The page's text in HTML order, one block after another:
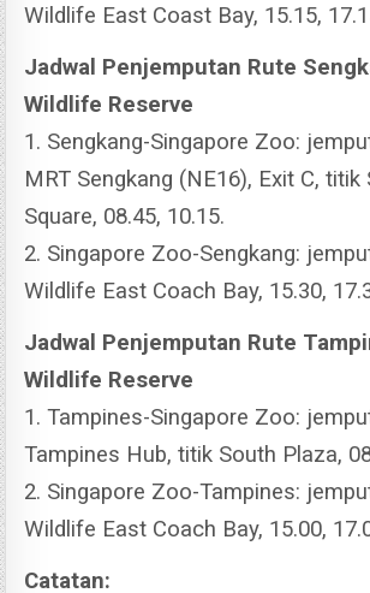
Wildlife East Coast Bay, 15.15,
Jadwal Penjemputan Rute
Wildlife Reserve
1. Sengkang-Singapore Zoo:
MRT Sengkang (NE16), Exit C, titik
Square, 08.45, 10.15.
2. Singapore Zoo-Sengkang:
Wildlife East Coach Bay, 15.30,
Jadwal Penjemputan Rute
Wildlife Reserve
1. Tampines-Singapore Zoo:
Tampines Hub, titik South Plaza,
2. Singapore Zoo-Tampines:
Wildlife East Coach Bay, 15.00,
Catatan: